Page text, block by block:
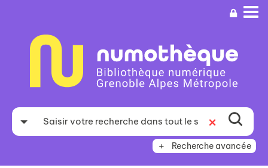
recherche
Recherche avancée